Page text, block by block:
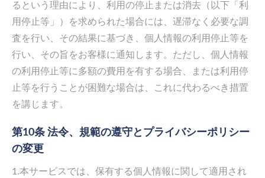
るという理由により、利用の停止または消去（以下「利
用停止等」）を求められた場合には、遅滞なく必要な調
査を行い、その結果に基づき、個人情報の利用停止等を
行い、その旨をお客様に通知します。ただし、個人情報
の利用停止等に多額の費用を有する場合、または利用停
止等を行うことが困難な場合は、これに代わるべき措置
を講じます。
第10条 法令、規範の遵守とプライバシーポリシー
の変更
1.本サービスでは、保有する個人情報に関して適用され